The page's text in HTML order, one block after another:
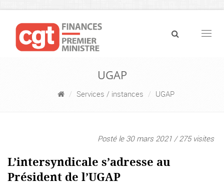
UGAP
Services / instances UGAP
Posté le 30 mars 2021 / 275 visites
L’intersyndicale s’adresse au
Président de l’UGAP